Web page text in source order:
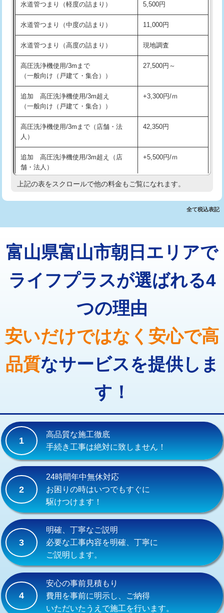
洗面台設置 38,500円
化粧台設置 22,000円
追加人工 16,500円
廃棄・処分 現場見積
※給水管工事は20mmまでの価格です。
交換・取付(排水栓・排水トラップ
22,000円+材料費
持込商品取付（混合水栓）
持込商品取付（浄水器・分岐水栓） 16,500円
業）
排水管工事（追加 排水管工事/3ｍ超
え）
マス交換（土の掘削・埋め戻し作業） 11,000円~
マス交換（深さ50㎝以上） 66,000円
コンクリート斫り（厚さ10㎝超え） 38,500円
モルタル補修（厚さ10㎝まで） 27,500円
38,500円
追加人工 16,500円
廃棄・処分 現場見積
水道管つまり（軽度の詰まり） 5,500円
水道管つまり（中度の詰まり） 11,000円
水道管つまり（高度の詰まり） 現地調査
高圧洗浄機使用/3mまで
（一般向け（戸建て・集合））
27,500円～
追加 高圧洗浄機使用/3m超え
（一般向け（戸建て・集合））
+3,300円/ｍ
高圧洗浄機使用/3mまで（店舗・法
人）
42,350円
追加 高圧洗浄機使用/3m超え（店
舗・法人）
+5,500円/ｍ
高度高圧洗浄換 現地調査
トーラー機使用/3mまで 33,000円
追加トーラー機使用/3m超え +3,300円
33,000円
桝清掃 8,800円
止水・漏水調査・防水処理・清掃・修
11,000円
止水・漏水調査・防水処理・清掃・修
22,000円
止水・漏水調査・防水処理・清掃・修
33,000円
交換・取付（タンク） 22,000円+材料費
交換・取付(単水栓（壁付・デッキ
式）)
13,200円+材料費
交換・取付(混合水栓（壁付・デッキ
式・ワンホール）)
交換・取付(排水栓・排水トラップ
（P/S/ポップアップ））
交換・取付（その他部品）
持込商品取付（単水栓）
持込商品取付（混合水栓）
持込商品取付（浄水器・分岐水栓） 16,500円
上記の表をスクロールで他の料金もご覧になれます。
全て税込表記
富山県富山市朝日エリアで
ライフプラスが選ばれる4
つの理由
安いだけではなく安心で高
品質なサービスを提供しま
す！
1
高品質な施工徹底
手続き工事は絶対に致しません！
2
24時間年中無休対応
お困りの時はいつでもすぐに
駆けつけます！
3
明確、丁寧なご説明
必要な工事内容を明確、丁寧に
ご説明します。
4
安心の事前見積もり
費用を事前に明示し、ご納得
いただいたうえで施工を行います。